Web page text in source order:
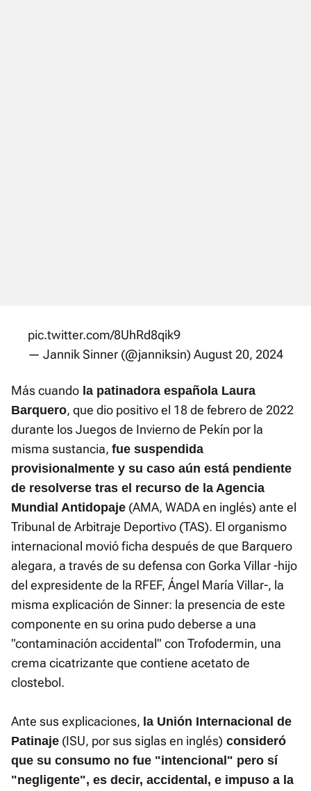
pic.twitter.com/8UhRd8qik9
— Jannik Sinner (@janniksin) August 20, 2024
Más cuando la patinadora española Laura
Barquero, que dio positivo el 18 de febrero de 2022
durante los Juegos de Invierno de Pekín por la
misma sustancia, fue suspendida
provisionalmente y su caso aún está pendiente
de resolverse tras el recurso de la Agencia
Mundial Antidopaje (AMA, WADA en inglés) ante el
Tribunal de Arbitraje Deportivo (TAS). El organismo
internacional movió ficha después de que Barquero
alegara, a través de su defensa con Gorka Villar -hijo
del expresidente de la RFEF, Ángel María Villar-, la
misma explicación de Sinner: la presencia de este
componente en su orina pudo deberse a una
"contaminación accidental" con Trofodermin, una
crema cicatrizante que contiene acetato de
clostebol.
Ante sus explicaciones, la Unión Internacional de
Patinaje (ISU, por sus siglas en inglés) consideró
que su consumo no fue "intencional" pero sí
"negligente", es decir, accidental, e impuso a la